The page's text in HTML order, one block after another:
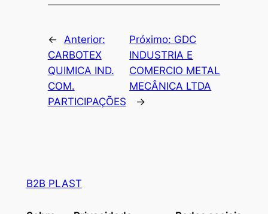
← Anterior:
CARBOTEX
QUIMICA IND.
COM.
PARTICIPAÇÕES
Próximo: GDC
INDUSTRIA E
COMERCIO METAL
MECÂNICA LTDA
→
B2B PLAST